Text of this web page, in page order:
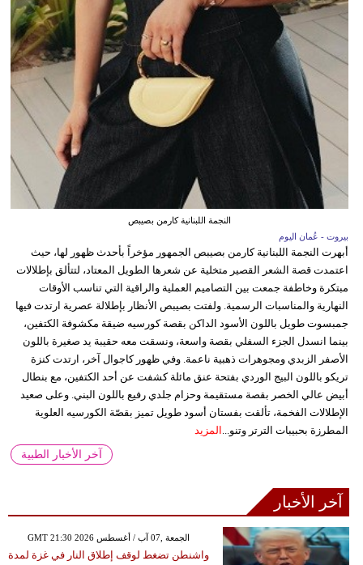
النجمة اللبنانية كارمن بصيبص
بيروت - عُمان اليوم
أبهرت النجمة اللبنانية كارمن بصيبص الجمهور مؤخراً بأحدث ظهور لها، حيث
اعتمدت قصة الشعر القصير متخلية عن شعرها الطويل المعتاد، لتتألق بإطلالات
مبتكرة وخاطفة جمعت بين التصاميم العملية والراقية التي تناسب الأوقات
النهارية والمناسبات الرسمية. ولفتت بصيبص الأنظار بإطلالة عصرية ارتدت فيها
جمبسوت طويل باللون الأسود الداكن بقصة كورسيه ضيقة مكشوفة الكتفين،
بينما انسدل الجزء السفلي بقصة واسعة، ونسقت معه حقيبة يد صغيرة باللون
الأصفر الزبدي ومجوهرات ذهبية ناعمة. وفي ظهور كاجوال آخر، ارتدت كنزة
تريكو باللون البيج الوردي بفتحة عنق مائلة كشفت عن أحد الكتفين، مع بنطال
أبيض عالي الخصر بقصة مستقيمة وحزام جلدي رفيع باللون البني. وعلى صعيد
الإطلالات الفخمة، تألقت بفستان أسود طويل تميز بقصّة الكورسيه العلوية
المطرزة بحبيبات الترتر وتنو...
المزيد
آخر الأخبار الطبية
آخر الأخبار
GMT 21:30 2026 الجمعة ,07 آب / أغسطس
واشنطن تضغط لوقف إطلاق النار في غزة لمدة